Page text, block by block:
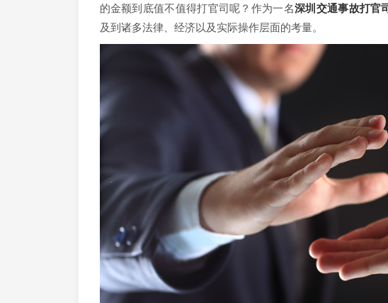
的金额到底值不值得打官司呢？作为一名深圳交通事故打官
及到诸多法律、经济以及实际操作层面的考量。